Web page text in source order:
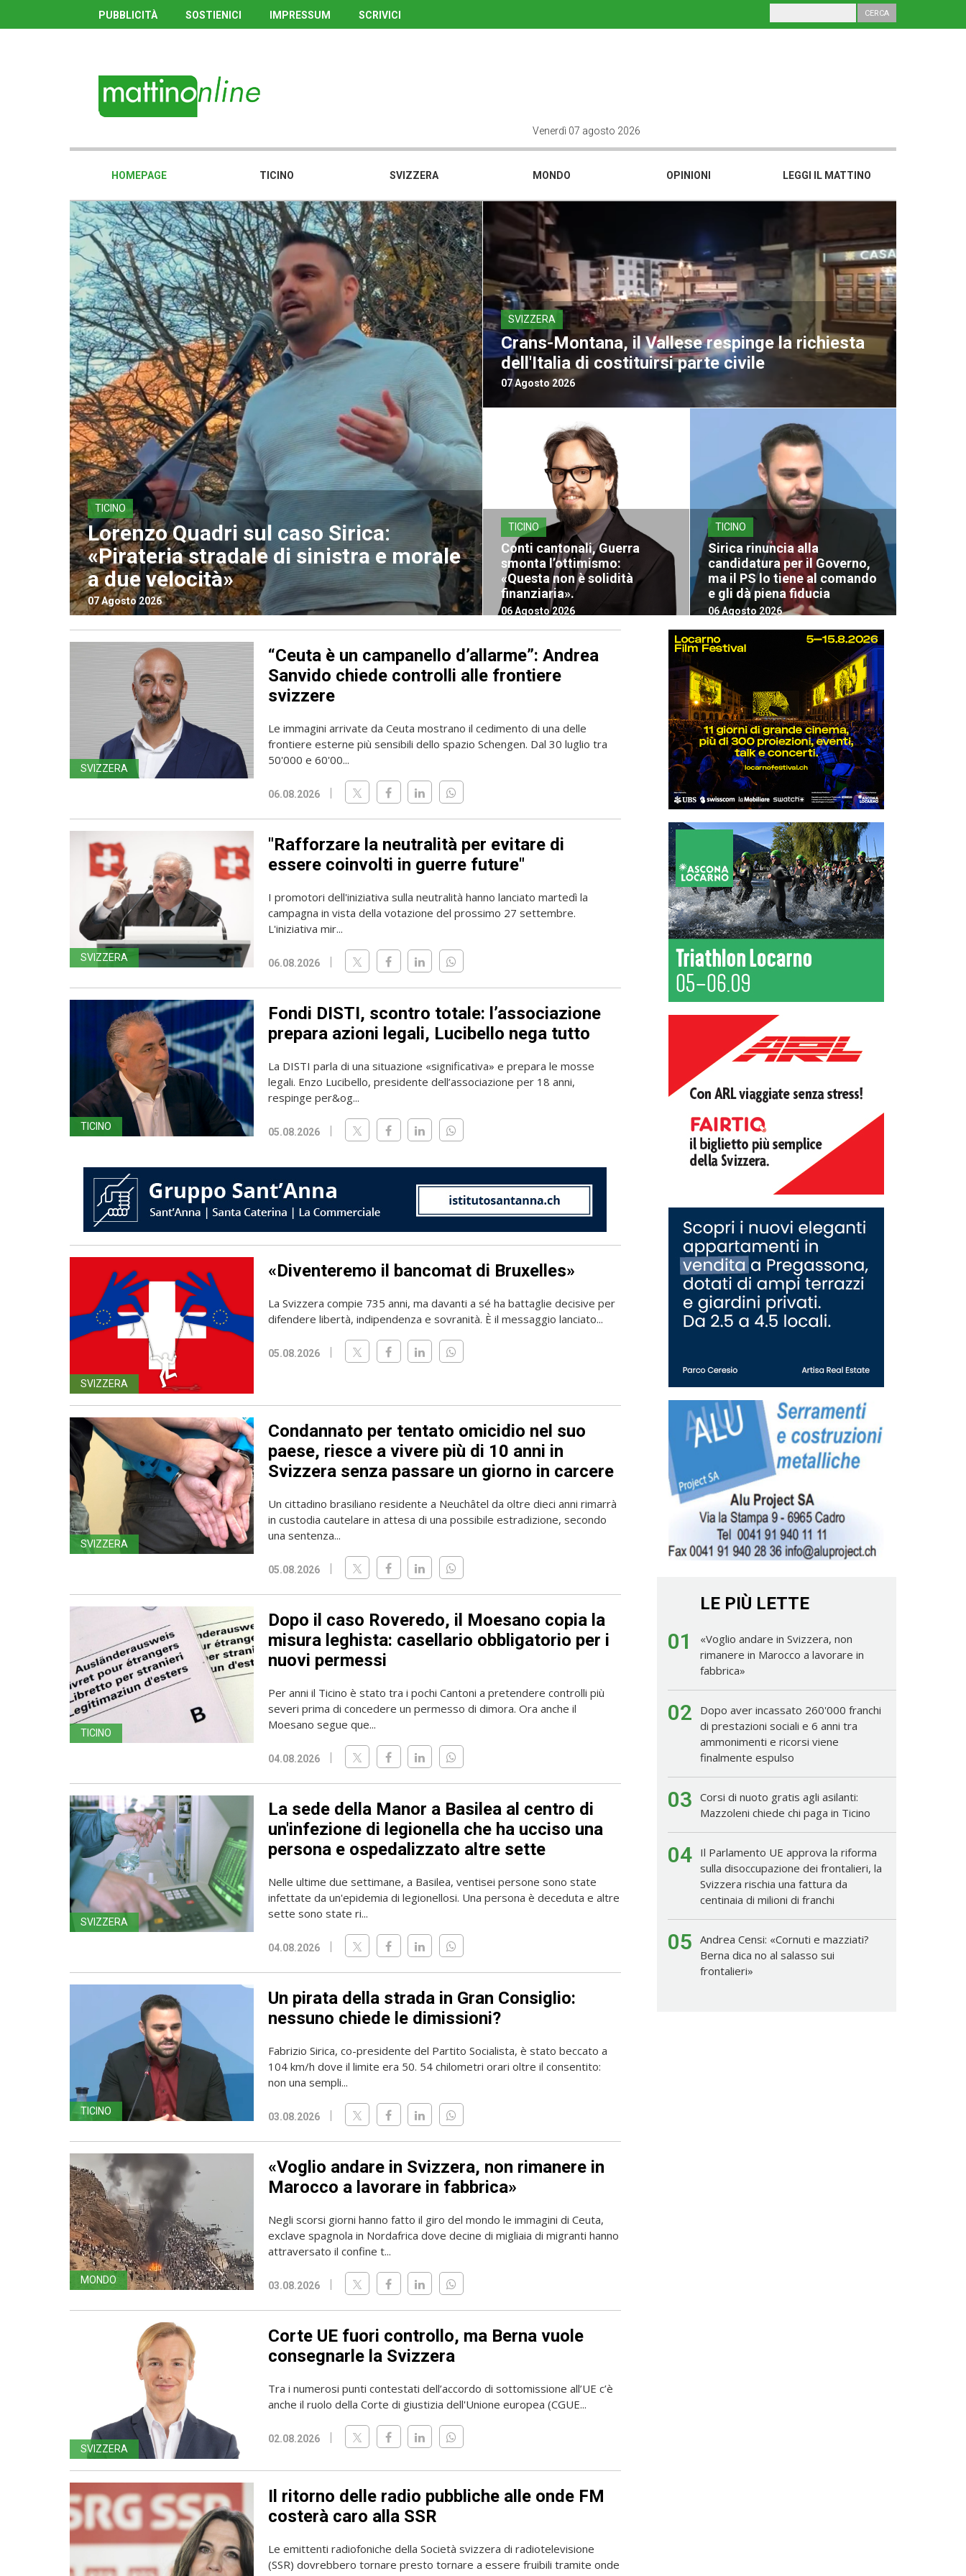
PUBBLICITÀ SOSTIENICI IMPRESSUM SCRIVICI
Venerdì 07 agosto 2026
HOMEPAGE TICINO SVIZZERA MONDO OPINIONI LEGGI IL MATTINO
TICINO
Lorenzo Quadri sul caso Sirica:
«Pirateria stradale di sinistra e morale
a due velocità»
07 Agosto 2026
SVIZZERA
Crans-Montana, il Vallese respinge la richiesta
dell'Italia di costituirsi parte civile
07 Agosto 2026
TICINO
Conti cantonali, Guerra
smonta l’ottimismo:
«Questa non è solidità
finanziaria».
06 Agosto 2026
TICINO
Sirica rinuncia alla
candidatura per il Governo,
ma il PS lo tiene al comando
e gli dà piena fiducia
06 Agosto 2026
SVIZZERA
“Ceuta è un campanello d’allarme”: Andrea
Sanvido chiede controlli alle frontiere
svizzere
Le immagini arrivate da Ceuta mostrano il cedimento di una delle
frontiere esterne più sensibili dello spazio Schengen. Dal 30 luglio tra
50'000 e 60'00...
06.08.2026
SVIZZERA
"Rafforzare la neutralità per evitare di
essere coinvolti in guerre future"
I promotori dell'iniziativa sulla neutralità hanno lanciato martedì la
campagna in vista della votazione del prossimo 27 settembre.
L'iniziativa mir...
06.08.2026
TICINO
Fondi DISTI, scontro totale: l’associazione
prepara azioni legali, Lucibello nega tutto
La DISTI parla di una situazione «significativa» e prepara le mosse
legali. Enzo Lucibello, presidente dell’associazione per 18 anni,
respinge per&og...
05.08.2026
SVIZZERA
«Diventeremo il bancomat di Bruxelles»
La Svizzera compie 735 anni, ma davanti a sé ha battaglie decisive per
difendere libertà, indipendenza e sovranità. È il messaggio lanciato...
05.08.2026
SVIZZERA
Condannato per tentato omicidio nel suo
paese, riesce a vivere più di 10 anni in
Svizzera senza passare un giorno in carcere
Un cittadino brasiliano residente a Neuchâtel da oltre dieci anni rimarrà
in custodia cautelare in attesa di una possibile estradizione, secondo
una sentenza...
05.08.2026
TICINO
Dopo il caso Roveredo, il Moesano copia la
misura leghista: casellario obbligatorio per i
nuovi permessi
Per anni il Ticino è stato tra i pochi Cantoni a pretendere controlli più
severi prima di concedere un permesso di dimora. Ora anche il
Moesano segue que...
04.08.2026
SVIZZERA
La sede della Manor a Basilea al centro di
un'infezione di legionella che ha ucciso una
persona e ospedalizzato altre sette
Nelle ultime due settimane, a Basilea, ventisei persone sono state
infettate da un'epidemia di legionellosi. Una persona è deceduta e altre
sette sono state ri...
04.08.2026
TICINO
Un pirata della strada in Gran Consiglio:
nessuno chiede le dimissioni?
Fabrizio Sirica, co-presidente del Partito Socialista, è stato beccato a
104 km/h dove il limite era 50. 54 chilometri orari oltre il consentito:
non una sempli...
03.08.2026
MONDO
«Voglio andare in Svizzera, non rimanere in
Marocco a lavorare in fabbrica»
Negli scorsi giorni hanno fatto il giro del mondo le immagini di Ceuta,
exclave spagnola in Nordafrica dove decine di migliaia di migranti hanno
attraversato il confine t...
03.08.2026
SVIZZERA
Corte UE fuori controllo, ma Berna vuole
consegnarle la Svizzera
Tra i numerosi punti contestati dell’accordo di sottomissione all’UE c’è
anche il ruolo della Corte di giustizia dell'Unione europea (CGUE...
02.08.2026
Il ritorno delle radio pubbliche alle onde FM
costerà caro alla SSR
Le emittenti radiofoniche della Società svizzera di radiotelevisione
(SSR) dovrebbero tornare presto tornare a essere fruibili tramite onde
LE PIÙ LETTE
01
«Voglio andare in Svizzera, non
rimanere in Marocco a lavorare in
fabbrica»
02
Dopo aver incassato 260'000 franchi
di prestazioni sociali e 6 anni tra
ammonimenti e ricorsi viene
finalmente espulso
03 Corsi di nuoto gratis agli asilanti:
Mazzoleni chiede chi paga in Ticino
04
Il Parlamento UE approva la riforma
sulla disoccupazione dei frontalieri, la
Svizzera rischia una fattura da
centinaia di milioni di franchi
05 Andrea Censi: «Cornuti e mazziati?
Berna dica no al salasso sui
frontalieri»